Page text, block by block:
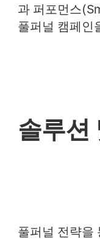
과 퍼포먼스
풀퍼널 캠페인
솔루션
풀퍼널 전략을